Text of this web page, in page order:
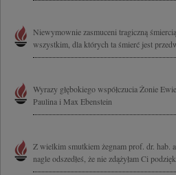
Niewymownie zasmuceni tragiczną
wszystkim, dla których ta śmierć jest
Wyrazy głębokiego współczucia Żonie
Paulina i Max Ebenstein
Z wielkim smutkiem żegnam prof. dr. hab.
nagle odszedłeś, że nie zdążyłam Ci